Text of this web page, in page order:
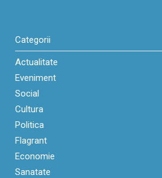
Categorii
Actualitate
Eveniment
Social
Cultura
Politica
Flagrant
Economie
Sanatate